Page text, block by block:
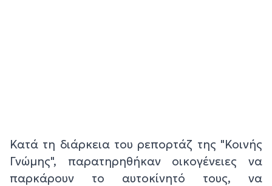
Κατά τη διάρκεια του ρεπορτάζ της "Κοινής
Γνώμης", παρατηρηθήκαν οικογένειες να
παρκάρουν το αυτοκίνητό τους, να